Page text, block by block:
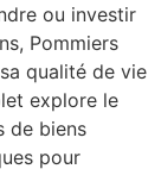
ou investir
Pommiers
qualité de vie
explore le
de biens
pour